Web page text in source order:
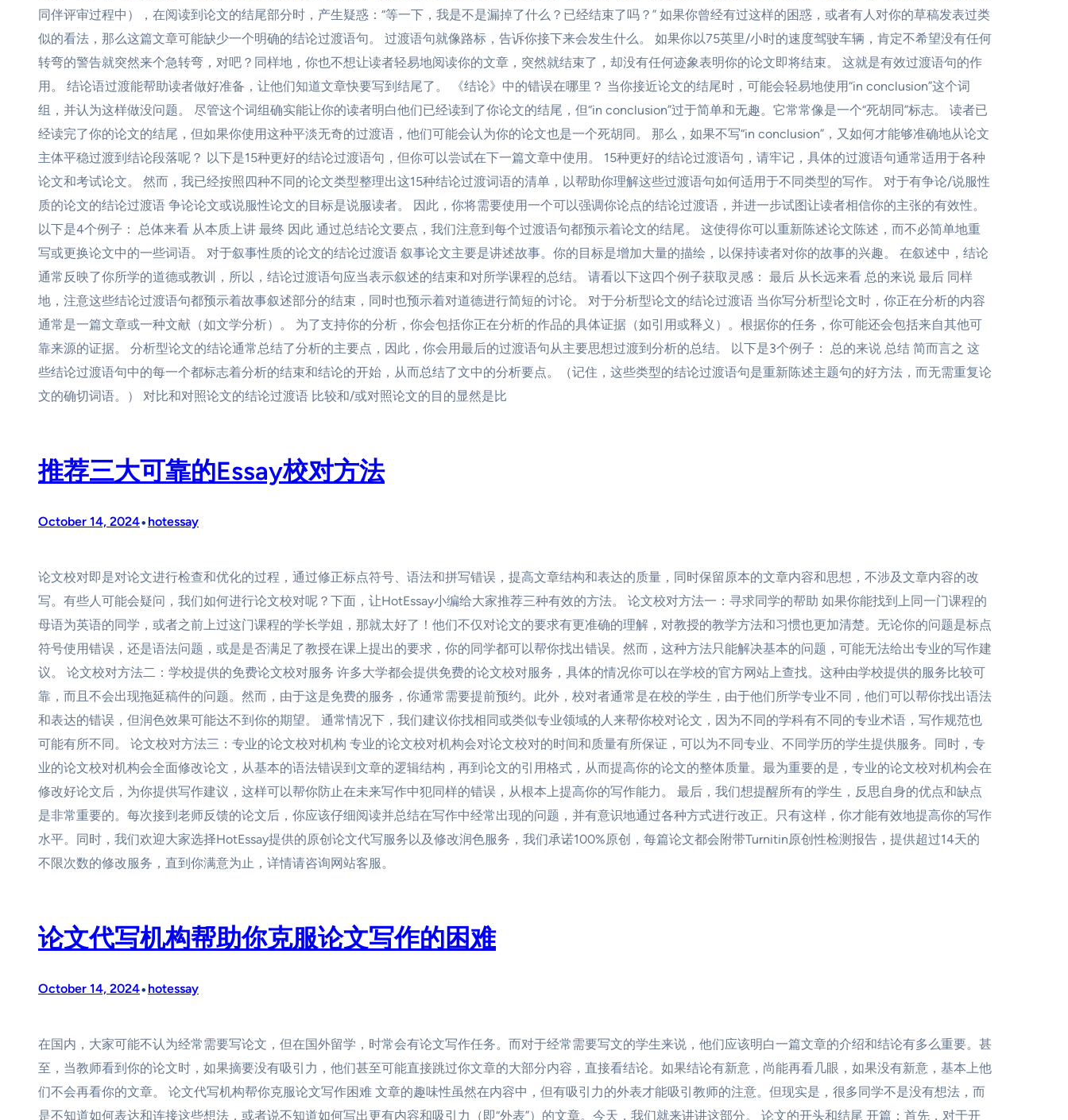
同伴评审过程中），在阅读到论文的结尾部分时，产生疑惑：“等一下，我是不是漏掉了什么？已经结束了吗？” 如果你曾经有过这样的困惑，或者有人对你的草稿发表过类
似的看法，那么这篇文章可能缺少一个明确的结论过渡语句。 过渡语句就像路标，告诉你接下来会发生什么。 如果你以75英里/小时的速度驾驶车辆，肯定不希望没有任何
转弯的警告就突然来个急转弯，对吧？同样地，你也不想让读者轻易地阅读你的文章，突然就结束了，却没有任何迹象表明你的论文即将结束。 这就是有效过渡语句的作
用。 结论语过渡能帮助读者做好准备，让他们知道文章快要写到结尾了。 《结论》中的错误在哪里？ 当你接近论文的结尾时，可能会轻易地使用“in conclusion”这个词
组，并认为这样做没问题。 尽管这个词组确实能让你的读者明白他们已经读到了你论文的结尾，但“in conclusion”过于简单和无趣。它常常像是一个“死胡同”标志。 读者已
经读完了你的论文的结尾，但如果你使用这种平淡无奇的过渡语，他们可能会认为你的论文也是一个死胡同。 那么，如果不写“in conclusion”，又如何才能够准确地从论文
主体平稳过渡到结论段落呢？ 以下是15种更好的结论过渡语句，但你可以尝试在下一篇文章中使用。 15种更好的结论过渡语句，请牢记，具体的过渡语句通常适用于各种
论文和考试论文。 然而，我已经按照四种不同的论文类型整理出这15种结论过渡词语的清单，以帮助你理解这些过渡语句如何适用于不同类型的写作。 对于有争论/说服性
质的论文的结论过渡语 争论论文或说服性论文的目标是说服读者。 因此，你将需要使用一个可以强调你论点的结论过渡语，并进一步试图让读者相信你的主张的有效性。
以下是4个例子： 总体来看 从本质上讲 最终 因此 通过总结论文要点，我们注意到每个过渡语句都预示着论文的结尾。 这使得你可以重新陈述论文陈述，而不必简单地重
写或更换论文中的一些词语。 对于叙事性质的论文的结论过渡语 叙事论文主要是讲述故事。你的目标是增加大量的描绘，以保持读者对你的故事的兴趣。 在叙述中，结论
通常反映了你所学的道德或教训，所以，结论过渡语句应当表示叙述的结束和对所学课程的总结。 请看以下这四个例子获取灵感： 最后 从长远来看 总的来说 最后 同样
地，注意这些结论过渡语句都预示着故事叙述部分的结束，同时也预示着对道德进行简短的讨论。 对于分析型论文的结论过渡语 当你写分析型论文时，你正在分析的内容
通常是一篇文章或一种文献（如文学分析）。 为了支持你的分析，你会包括你正在分析的作品的具体证据（如引用或释义）。根据你的任务，你可能还会包括来自其他可
靠来源的证据。 分析型论文的结论通常总结了分析的主要点，因此，你会用最后的过渡语句从主要思想过渡到分析的总结。 以下是3个例子： 总的来说 总结 简而言之 这
些结论过渡语句中的每一个都标志着分析的结束和结论的开始，从而总结了文中的分析要点。（记住，这些类型的结论过渡语句是重新陈述主题句的好方法，而无需重复论
文的确切词语。） 对比和对照论文的结论过渡语 比较和/或对照论文的目的显然是比
推荐三大可靠的Essay校对方法
October 14, 2024• hotessay
论文校对即是对论文进行检查和优化的过程，通过修正标点符号、语法和拼写错误，提高文章结构和表达的质量，同时保留原本的文章内容和思想，不涉及文章内容的改
写。有些人可能会疑问，我们如何进行论文校对呢？下面，让HotEssay小编给大家推荐三种有效的方法。 论文校对方法一：寻求同学的帮助 如果你能找到上同一门课程的
母语为英语的同学，或者之前上过这门课程的学长学姐，那就太好了！他们不仅对论文的要求有更准确的理解，对教授的教学方法和习惯也更加清楚。无论你的问题是标点
符号使用错误，还是语法问题，或是是否满足了教授在课上提出的要求，你的同学都可以帮你找出错误。然而，这种方法只能解决基本的问题，可能无法给出专业的写作建
议。 论文校对方法二：学校提供的免费论文校对服务 许多大学都会提供免费的论文校对服务，具体的情况你可以在学校的官方网站上查找。这种由学校提供的服务比较可
靠，而且不会出现拖延稿件的问题。然而，由于这是免费的服务，你通常需要提前预约。此外，校对者通常是在校的学生，由于他们所学专业不同，他们可以帮你找出语法
和表达的错误，但润色效果可能达不到你的期望。 通常情况下，我们建议你找相同或类似专业领域的人来帮你校对论文，因为不同的学科有不同的专业术语，写作规范也
可能有所不同。 论文校对方法三：专业的论文校对机构 专业的论文校对机构会对论文校对的时间和质量有所保证，可以为不同专业、不同学历的学生提供服务。同时，专
业的论文校对机构会全面修改论文，从基本的语法错误到文章的逻辑结构，再到论文的引用格式，从而提高你的论文的整体质量。最为重要的是，专业的论文校对机构会在
修改好论文后，为你提供写作建议，这样可以帮你防止在未来写作中犯同样的错误，从根本上提高你的写作能力。 最后，我们想提醒所有的学生，反思自身的优点和缺点
是非常重要的。每次接到老师反馈的论文后，你应该仔细阅读并总结在写作中经常出现的问题，并有意识地通过各种方式进行改正。只有这样，你才能有效地提高你的写作
水平。同时，我们欢迎大家选择HotEssay提供的原创论文代写服务以及修改润色服务，我们承诺100%原创，每篇论文都会附带Turnitin原创性检测报告，提供超过14天的
不限次数的修改服务，直到你满意为止，详情请咨询网站客服。
论文代写机构帮助你克服论文写作的困难
October 14, 2024• hotessay
在国内，大家可能不认为经常需要写论文，但在国外留学，时常会有论文写作任务。而对于经常需要写文的学生来说，他们应该明白一篇文章的介绍和结论有多么重要。甚
至，当教师看到你的论文时，如果摘要没有吸引力，他们甚至可能直接跳过你文章的大部分内容，直接看结论。如果结论有新意，尚能再看几眼，如果没有新意，基本上他
们不会再看你的文章。 论文代写机构帮你克服论文写作困难 文章的趣味性虽然在内容中，但有吸引力的外表才能吸引教师的注意。但现实是，很多同学不是没有想法，而
是不知道如何表达和连接这些想法，或者说不知道如何写出更有内容和吸引力（即“外表”）的文章。今天，我们就来讲讲这部分。 论文的开头和结尾 开篇：首先，对于开